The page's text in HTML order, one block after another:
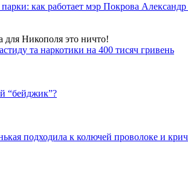
как работает мэр Покрова
для Никополя это ничто!
та наркотики на 400 тисяч гривень
“бейджик”?
подходила к колючей проволоке и